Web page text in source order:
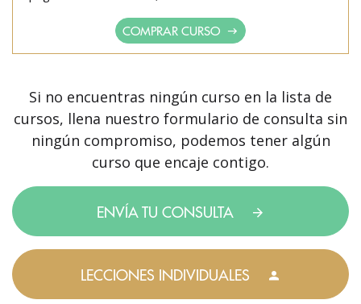
COMPRAR CURSO
Si no encuentras ningún curso en la lista de
cursos, llena nuestro formulario de consulta sin
ningún compromiso, podemos tener algún
curso que encaje contigo.
ENVÍA TU CONSULTA
LECCIONES INDIVIDUALES